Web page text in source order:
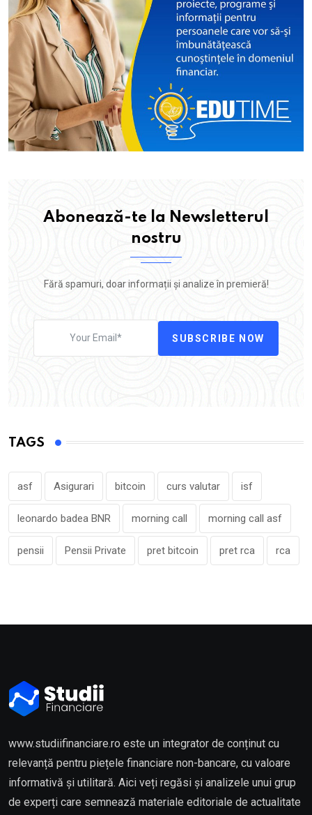
Abonează-te la Newsletterul
nostru
Fără spamuri, doar informații și analize în premieră!
SUBSCRIBE NOW
TAGS
asf Asigurari bitcoin curs valutar isf
leonardo badea BNR morning call morning call asf
pensii Pensii Private pret bitcoin pret rca rca
www.studiifinanciare.ro este un integrator de conținut cu
relevanță pentru piețele financiare non-bancare, cu valoare
informativă și utilitară. Aici veți regăsi și analizele unui grup
de experți care semnează materiale editoriale de actualitate